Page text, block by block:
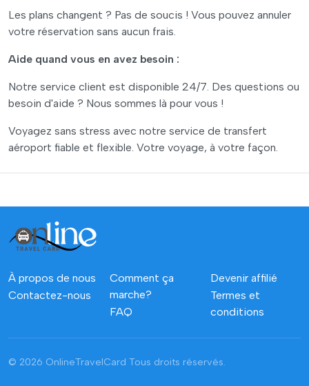
Les plans changent ? Pas de soucis ! Vous pouvez annuler
votre réservation sans aucun frais.
Aide quand vous en avez besoin :
Notre service client est disponible 24/7. Des questions ou
besoin d'aide ? Nous sommes là pour vous !
Voyagez sans stress avec notre service de transfert
aéroport fiable et flexible. Votre voyage, à votre façon.
À propos de nous
Contactez-nous
Comment ça
marche?
FAQ
Devenir affilié
Termes et
conditions
© 2026 OnlineTravelCard Tous droits réservés.